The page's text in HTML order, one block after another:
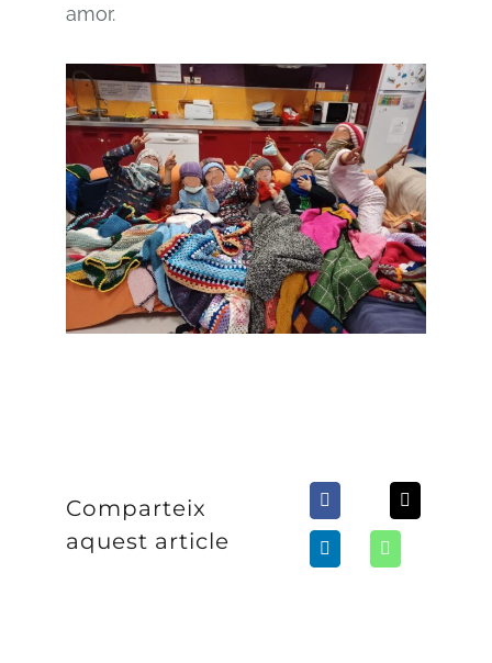
amor.
Comparteix
aquest article